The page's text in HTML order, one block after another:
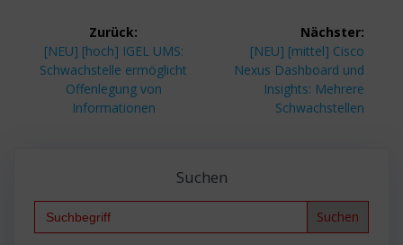
Beitragsnavigation
Zurück:
Vorheriger
Beitrag:
[NEU] [hoch] IGEL UMS:
Schwachstelle ermöglicht
Offenlegung von
Informationen
Nächster:
Nächster
Beitrag:
[NEU] [mittel] Cisco
Nexus Dashboard und
Insights: Mehrere
Schwachstellen
Suchen
Search